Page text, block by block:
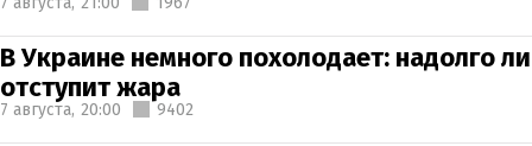
В Украине немного похолодает: надолго ли
отступит жара
7 августа, 20:00 9402